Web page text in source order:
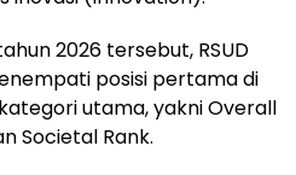
2026 tersebut, RSUD
posisi pertama di
utama, yakni Overall
Societal Rank.